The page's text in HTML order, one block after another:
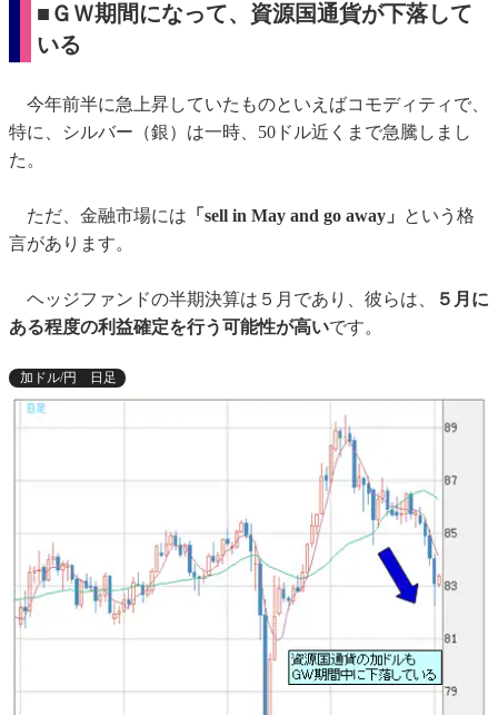
■ＧＷ期間になって、資源国通貨が下落して
いる
今年前半に急上昇していたものといえばコモディティで、
特に、シルバー（銀）は一時、50ドル近くまで急騰しまし
た。
ただ、金融市場には 「sell in May and go away」
という格
言があります。
ヘッジファンドの半期決算は５月であり、彼らは、
５月に
ある程度の利益確定を行う可能性が高いです。
加ドル/円 日足